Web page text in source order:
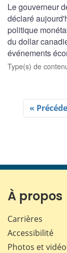
Le gouverneur
déclaré
politique
du dollar
événements
Type(s) de
«
À propos
Carrières
Accessibilité
Photos et